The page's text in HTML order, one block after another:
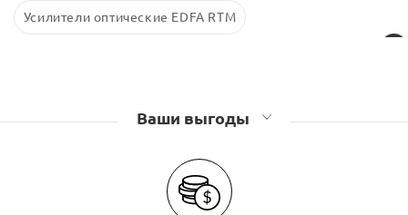
Усилители оптические EDFA RTM
Ваши выгоды